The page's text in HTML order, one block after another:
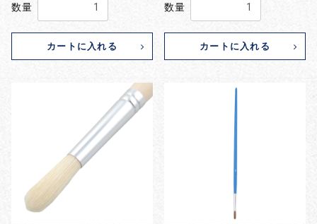
数量
カートに入れる
数量
カートに入れる